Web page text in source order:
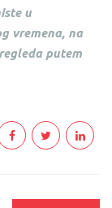
u
vremena, na
putem